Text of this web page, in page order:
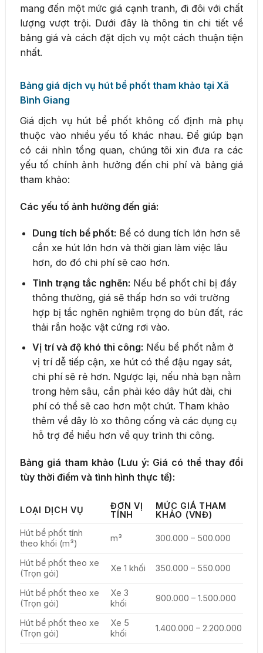
mang đến một mức giá cạnh tranh, đi đôi với chất
lượng vượt trội. Dưới đây là thông tin chi tiết về
bảng giá và cách đặt dịch vụ một cách thuận tiện
nhất.
Bảng giá dịch vụ hút bể phốt tham khảo tại Xã
Bình Giang
Giá dịch vụ hút bể phốt không cố định mà phụ
thuộc vào nhiều yếu tố khác nhau. Để giúp bạn
có cái nhìn tổng quan, chúng tôi xin đưa ra các
yếu tố chính ảnh hưởng đến chi phí và bảng giá
tham khảo:
Các yếu tố ảnh hưởng đến giá:
Dung tích bể phốt: Bể có dung tích lớn hơn sẽ
cần xe hút lớn hơn và thời gian làm việc lâu
hơn, do đó chi phí sẽ cao hơn.
Tình trạng tắc nghẽn: Nếu bể phốt chỉ bị đầy
thông thường, giá sẽ thấp hơn so với trường
hợp bị tắc nghẽn nghiêm trọng do bùn đất, rác
thải rắn hoặc vật cứng rơi vào.
Vị trí và độ khó thi công: Nếu bể phốt nằm ở
vị trí dễ tiếp cận, xe hút có thể đậu ngay sát,
chi phí sẽ rẻ hơn. Ngược lại, nếu nhà bạn nằm
trong hẻm sâu, cần phải kéo dây hút dài, chi
phí có thể sẽ cao hơn một chút. Tham khảo
thêm về dây lò xo thông cống và các dụng cụ
hỗ trợ để hiểu hơn về quy trình thi công.
Bảng giá tham khảo (Lưu ý: Giá có thể thay đổi
tùy thời điểm và tình hình thực tế):
LOẠI DỊCH VỤ
ĐƠN VỊ
TÍNH
MỨC GIÁ THAM
KHẢO (VNĐ)
Hút bể phốt tính
theo khối (m³)
m³ 300.000 – 500.000
Hút bể phốt theo xe
(Trọn gói)
Xe 1 khối 350.000 – 550.000
Hút bể phốt theo xe
(Trọn gói)
Xe 3
khối
900.000 – 1.500.000
Hút bể phốt theo xe
(Trọn gói)
Xe 5
khối
1.400.000 – 2.200.000